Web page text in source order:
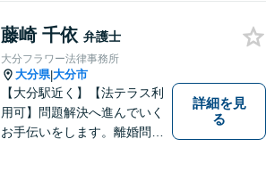
藤崎 千依 弁護士
大分フラワー法律事務所
大分県|大分市
【大分駅近く】【法テラス利
用可】問題解決へ進んでいく
お手伝いをします。離婚問題
詳細を見
る